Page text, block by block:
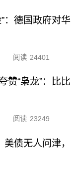
：德国政府对华
阅读 24401
赞“枭龙”：比比
阅读 23249
美债无人问津，